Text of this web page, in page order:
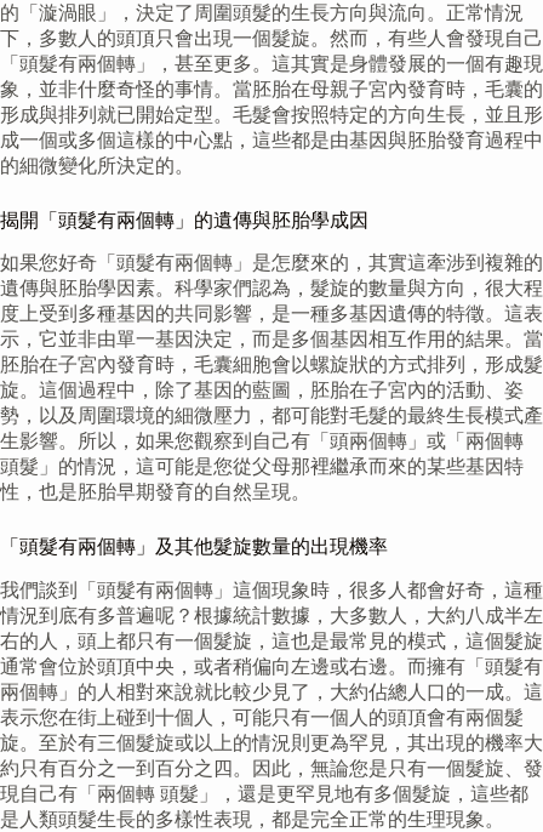
的「漩渦眼」，決定了周圍頭髮的生長方向與流向。正常情況
下，多數人的頭頂只會出現一個髮旋。然而，有些人會發現自己
「頭髮有兩個轉」，甚至更多。這其實是身體發展的一個有趣現
象，並非什麼奇怪的事情。當胚胎在母親子宮內發育時，毛囊的
形成與排列就已開始定型。毛髮會按照特定的方向生長，並且形
成一個或多個這樣的中心點，這些都是由基因與胚胎發育過程中
的細微變化所決定的。
揭開「頭髮有兩個轉」的遺傳與胚胎學成因
如果您好奇「頭髮有兩個轉」是怎麼來的，其實這牽涉到複雜的
遺傳與胚胎學因素。科學家們認為，髮旋的數量與方向，很大程
度上受到多種基因的共同影響，是一種多基因遺傳的特徵。這表
示，它並非由單一基因決定，而是多個基因相互作用的結果。當
胚胎在子宮內發育時，毛囊細胞會以螺旋狀的方式排列，形成髮
旋。這個過程中，除了基因的藍圖，胚胎在子宮內的活動、姿
勢，以及周圍環境的細微壓力，都可能對毛髮的最終生長模式產
生影響。所以，如果您觀察到自己有「頭兩個轉」或「兩個轉
頭髮」的情況，這可能是您從父母那裡繼承而來的某些基因特
性，也是胚胎早期發育的自然呈現。
「頭髮有兩個轉」及其他髮旋數量的出現機率
我們談到「頭髮有兩個轉」這個現象時，很多人都會好奇，這種
情況到底有多普遍呢？根據統計數據，大多數人，大約八成半左
右的人，頭上都只有一個髮旋，這也是最常見的模式，這個髮旋
通常會位於頭頂中央，或者稍偏向左邊或右邊。而擁有「頭髮有
兩個轉」的人相對來說就比較少見了，大約佔總人口的一成。這
表示您在街上碰到十個人，可能只有一個人的頭頂會有兩個髮
旋。至於有三個髮旋或以上的情況則更為罕見，其出現的機率大
約只有百分之一到百分之四。因此，無論您是只有一個髮旋、發
現自己有「兩個轉 頭髮」，還是更罕見地有多個髮旋，這些都
是人類頭髮生長的多樣性表現，都是完全正常的生理現象。